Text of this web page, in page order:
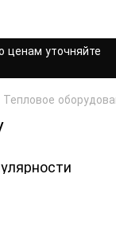
уточняйте
Тепловое